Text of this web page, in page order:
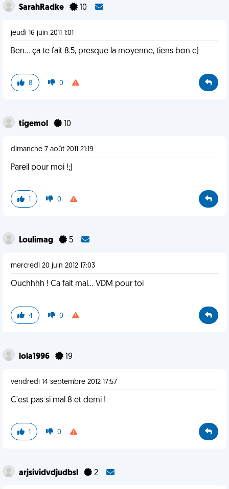
SarahRadke 10
jeudi 16 juin 2011 1:01
Ben... ça te fait 8.5, presque la moyenne, tiens bon c)
8 0
tigemol 10
dimanche 7 août 2011 21:19
Pareil pour moi !;)
1 0
Loulimag 5
mercredi 20 juin 2012 17:03
Ouchhhh ! Ca fait mal... VDM pour toi
4 0
lola1996 19
vendredi 14 septembre 2012 17:57
C'est pas si mal 8 et demi !
1 0
arjsividvdjudbsl 2